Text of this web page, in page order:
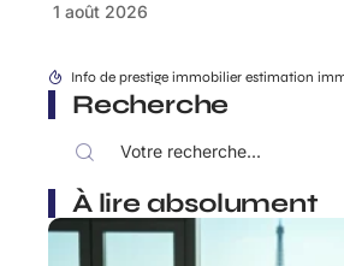
1 août 2026
Recherche
À lire absolument